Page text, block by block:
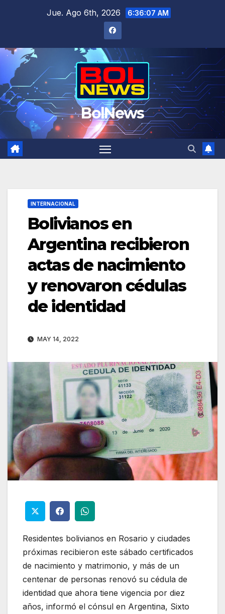
Jue. Ago 6th, 2026 6:36:07 AM
BolNews
INTERNACIONAL
Bolivianos en
Argentina recibieron
actas de nacimiento
y renovaron cédulas
de identidad
MAY 14, 2022
Residentes bolivianos en Rosario y ciudades
próximas recibieron este sábado certificados
de nacimiento y matrimonio, y más de un
centenar de personas renovó su cédula de
identidad que ahora tiene vigencia por diez
años, informó el cónsul en Argentina, Sixto